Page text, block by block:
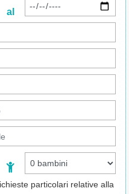
al
particolari relative alla